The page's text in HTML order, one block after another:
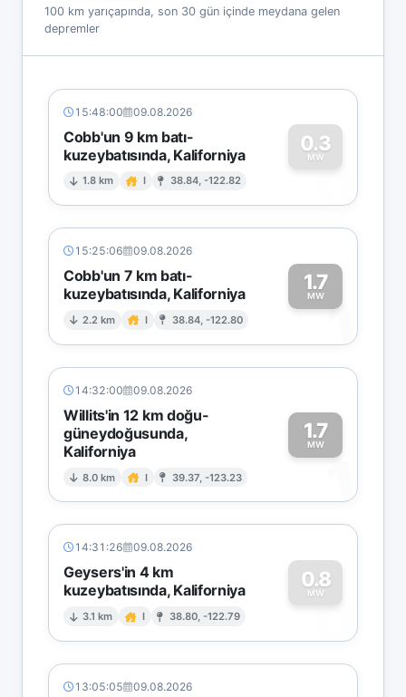
100 km yarıçapında, son 30 gün içinde meydana gelen
depremler
15:48:00 09.08.2026
Cobb'un 9 km batı-
kuzeybatısında, Kaliforniya
1.8 km I 38.84, -122.82
0.3
MW
0
15:25:06 09.08.2026
Cobb'un 7 km batı-
kuzeybatısında, Kaliforniya
2.2 km I 38.84, -122.80
1.7
MW1
14:32:00 09.08.2026
Willits'in 12 km doğu-
güneydoğusunda,
Kaliforniya
8.0 km I 39.37, -123.23
1.7
MW
1
14:31:26 09.08.2026
Geysers'in 4 km
kuzeybatısında, Kaliforniya
3.1 km I 38.80, -122.79
0.8
MW
0
13:05:05 09.08.2026